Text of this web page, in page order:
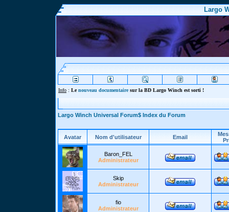
Largo
Info : Lenouveau documentairesur la BD Largo Winch est sorti !
Largo Winch Universal Forum$ Index du Forum
Avatar Nom d'utilisateur Email
Baron_FEL
Administrateur
Skip
Administrateur
fio
Administrateur